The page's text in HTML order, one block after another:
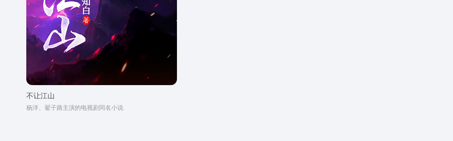
不让江山
杨洋、翟子路主演的电视剧同名小说